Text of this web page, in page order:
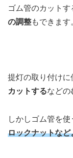
ゴム管のカットす
の調整もできます
提灯の取り付けに
カットするなどの
しかしゴム管を使
ロックナットな